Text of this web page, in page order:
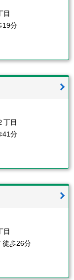
目
19分
丁目
41分
目
徒歩26分